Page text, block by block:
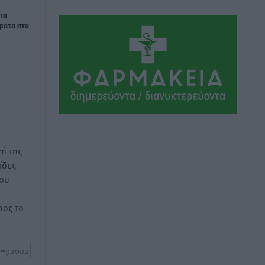
στο
της
το
Πρωταθλήματος Κ20 στα σωματεία
πριν 6 ώρες
Ευρωπαϊκό Πρωτάθλημα Στίβου: Πότε
αγωνίζονται η Μαγκούλια, η
Σπανουδάκη και ο Κριτούλης